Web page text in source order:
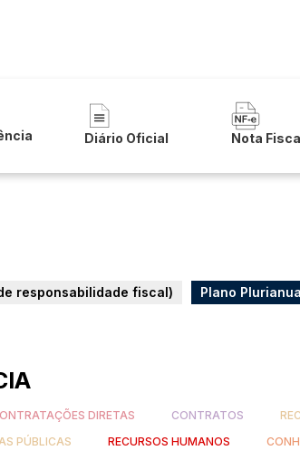
Diário Oficial Nota
responsabilidade fiscal) Plano
DIRETAS CONTRATOS
PÚBLICAS RECURSOS HUMANOS